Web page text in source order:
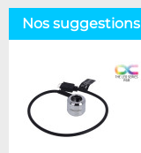
Nos suggestions